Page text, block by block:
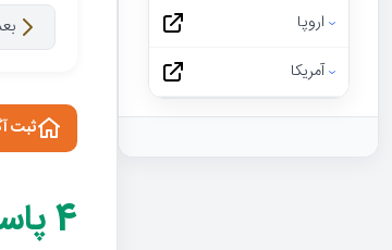
ثبت
4
اروپا
آمریکا